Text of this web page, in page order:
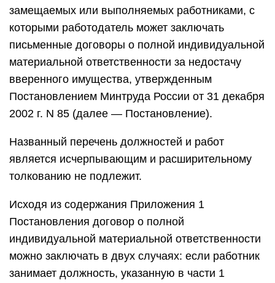
замещаемых или выполняемых работниками, с
которыми работодатель может заключать
письменные договоры о полной индивидуальной
материальной ответственности за недостачу
вверенного имущества, утвержденным
Постановлением Минтруда России от 31 декабря
2002 г. N 85 (далее — Постановление).
Названный перечень должностей и работ
является исчерпывающим и расширительному
толкованию не подлежит.
Исходя из содержания Приложения 1
Постановления договор о полной
индивидуальной материальной ответственности
можно заключать в двух случаях: если работник
занимает должность, указанную в части 1